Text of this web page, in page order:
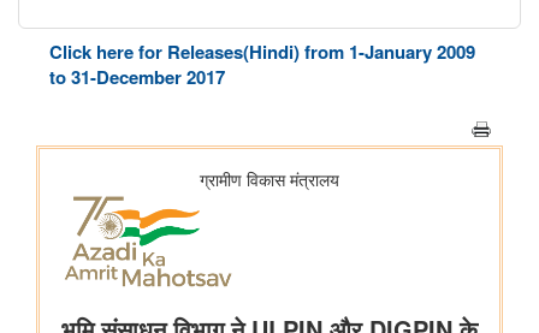
सूचना और प्रसारण मंत्रालय
मुख्य सचिवों और आपदा प्रबंधन विभागों से संवेदनशील क्षेत्रों में नए सामुदायिक
अनुदान उप...
ग्रामीण विकास मंत्रालय
प्रधानमंत्री आवास योजना-ग्रामीण (पीएमएवाई-जी) की प्रगति
स्वयं सहायता समूहों के माध्यम से ग्रामीण जीविकोपार्जन का सुदृढ़ीकरण
केंद्रीय ग्रामीण क्षेत्र की योजनाओं का मूल्यांकन
Click here for Releases(Hindi) from 1-January 2009
to 31-December 2017